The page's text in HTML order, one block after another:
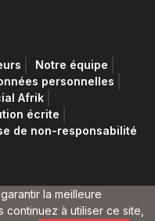
Notre équipe
personnelles
Afrik
écrite
de non-responsabilité
la meilleure
à utiliser ce site,